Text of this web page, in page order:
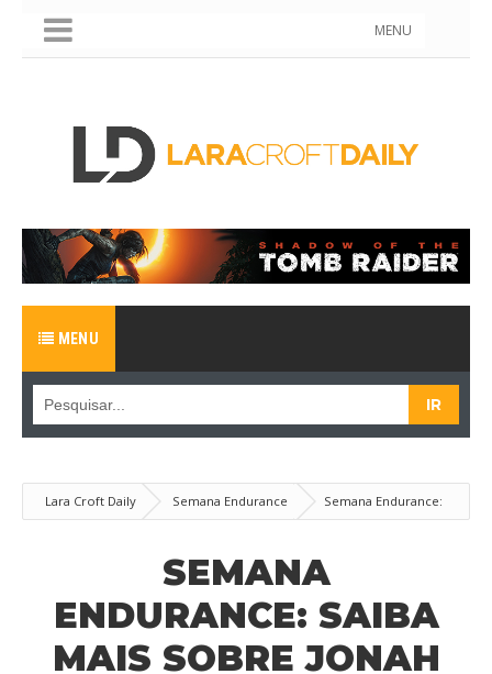
MENU
MENU
Lara Croft Daily Semana Endurance
Semana Endurance:
Saiba mais sobre Jonah e Alex
SEMANA
ENDURANCE: SAIBA
MAIS SOBRE JONAH